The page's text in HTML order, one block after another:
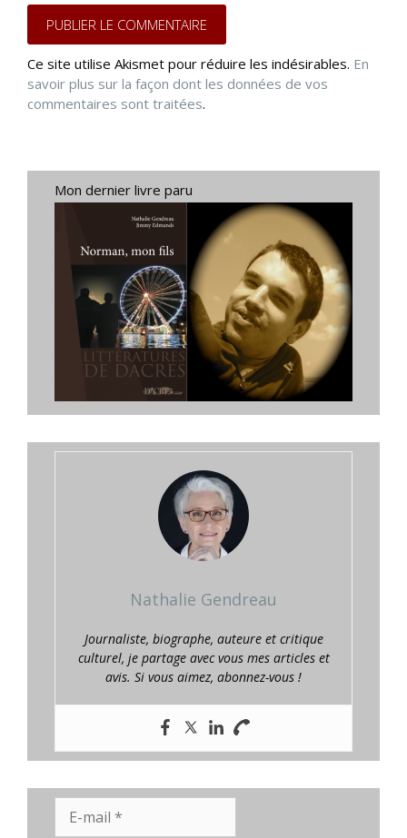
Ce site utilise Akismet pour réduire les indésirables. En
savoir plus sur la façon dont les données de vos
commentaires sont traitées.
Mon dernier livre paru
Nathalie Gendreau
Journaliste, biographe, auteure et critique
culturel, je partage avec vous mes articles et
avis. Si vous aimez, abonnez-vous !
mail